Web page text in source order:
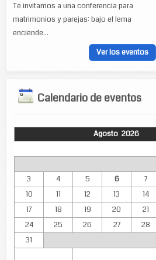
Te invitamos a una conferencia para
matrimonios y parejas: bajo el lema
enciende...
Ver los eventos
Calendario de eventos
Agosto 2026
3
4 5 6 7
10
11 12 13 14
17
18 19 20 21
24
25 26 27 28
31